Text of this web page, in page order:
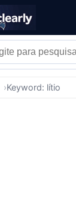
Keyword: lítio